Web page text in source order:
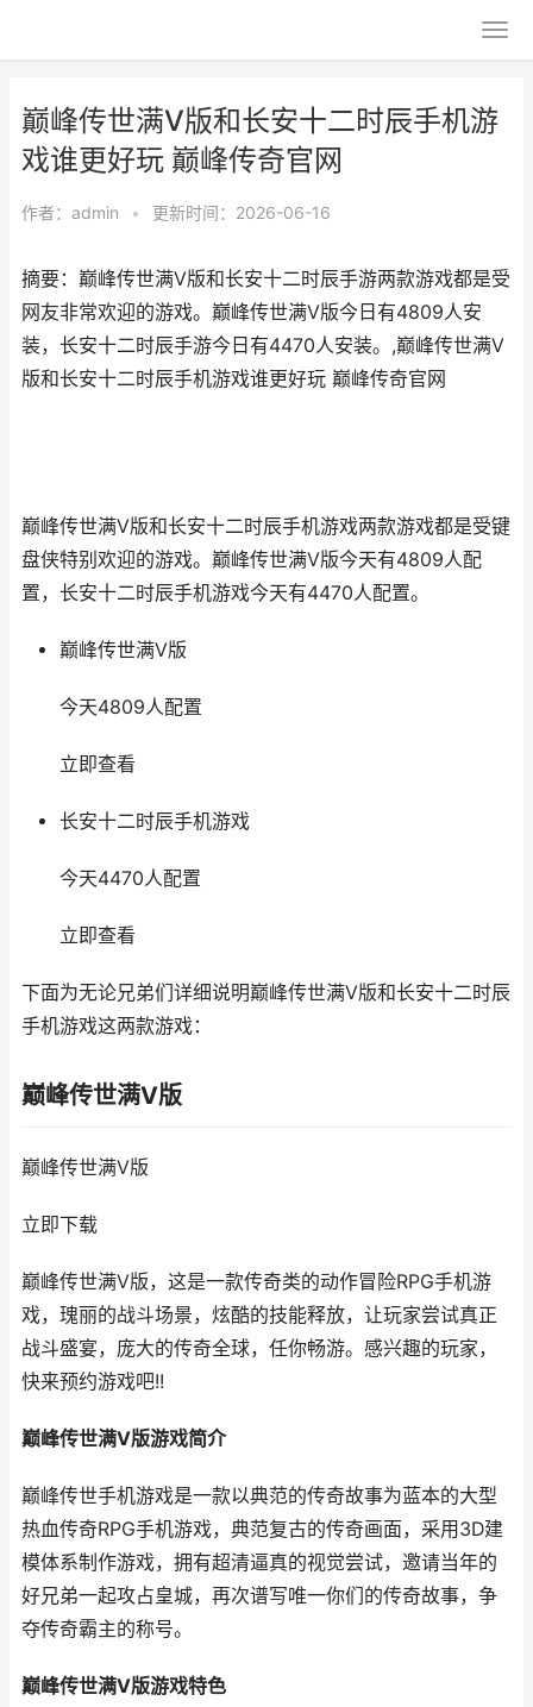
巅峰传世满V版和长安十二时辰手机游
戏谁更好玩 巅峰传奇官网
作者： admin • 更新时间：2026-06-16
摘要：巅峰传世满V版和长安十二时辰手游两款游戏都是受
网友非常欢迎的游戏。巅峰传世满V版今日有4809人安
装，长安十二时辰手游今日有4470人安装。,巅峰传世满V
版和长安十二时辰手机游戏谁更好玩 巅峰传奇官网
巅峰传世满V版和长安十二时辰手机游戏两款游戏都是受键
盘侠特别欢迎的游戏。巅峰传世满V版今天有4809人配
置，长安十二时辰手机游戏今天有4470人配置。
巅峰传世满V版
今天4809人配置
立即查看
长安十二时辰手机游戏
今天4470人配置
立即查看
下面为无论兄弟们详细说明巅峰传世满V版和长安十二时辰
手机游戏这两款游戏：
巅峰传世满V版
巅峰传世满V版
立即下载
巅峰传世满V版，这是一款传奇类的动作冒险RPG手机游
戏，瑰丽的战斗场景，炫酷的技能释放，让玩家尝试真正
战斗盛宴，庞大的传奇全球，任你畅游。感兴趣的玩家，
快来预约游戏吧!!
巅峰传世满V版游戏简介
巅峰传世手机游戏是一款以典范的传奇故事为蓝本的大型
热血传奇RPG手机游戏，典范复古的传奇画面，采用3D建
模体系制作游戏，拥有超清逼真的视觉尝试，邀请当年的
好兄弟一起攻占皇城，再次谱写唯一你们的传奇故事，争
夺传奇霸主的称号。
巅峰传世满V版游戏特色